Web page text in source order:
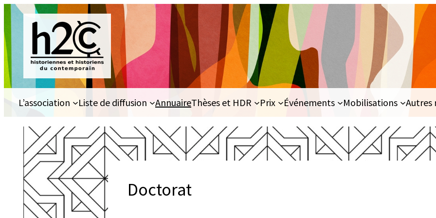
Aller
au
contenu
L’association Liste de diffusion AnnuaireThèses et HDR Prix Événements Mobilisations Autres
Doctorat